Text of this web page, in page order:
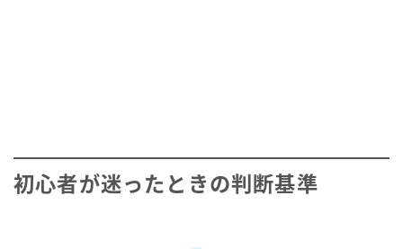
初心者が迷ったときの判断基準